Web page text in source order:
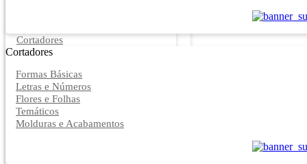
Cortadores
Cortadores
Formas Básicas
Letras e Números
Flores e Folhas
Temáticos
Molduras e Acabamentos